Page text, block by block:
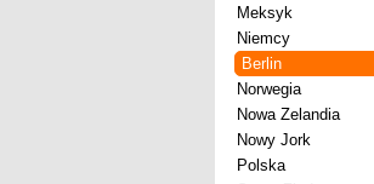
Meksyk
Niemcy
Berlin
Norwegia
Nowa Zelandia
Nowy Jork
Polska